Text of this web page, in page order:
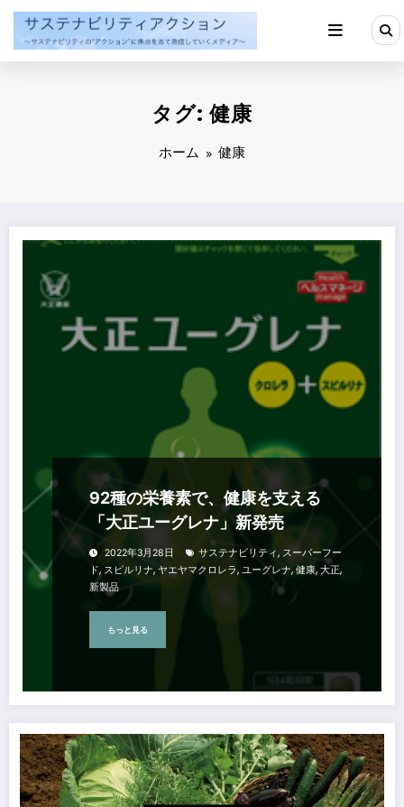
ン
タグ: 健康
ホーム 健康
92種の栄養素で、健康を支える
「大正ユーグレナ」新発売
2022年3月28日 サステナビリティ, スーパーフー
ド, スピルリナ, ヤエヤマクロレラ, ユーグレナ, 健康, 大正,
新製品
もっと見る